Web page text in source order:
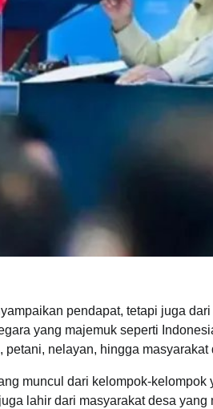
pendapat, tetapi juga
yang majemuk seperti
nelayan, hingga masyarakat
muncul dari kelompok-kelompok
lahir dari masyarakat desa yang